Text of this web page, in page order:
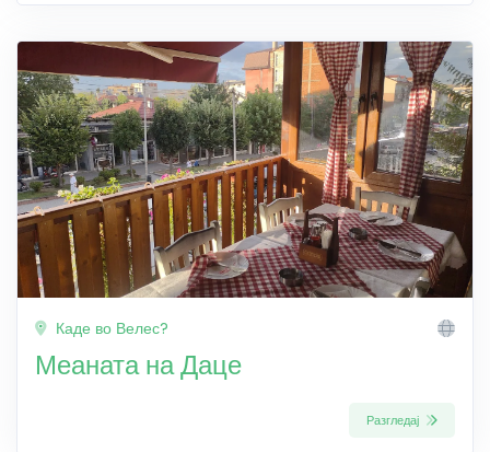
Каде во Велес?
Меаната на Даце
Разгледај